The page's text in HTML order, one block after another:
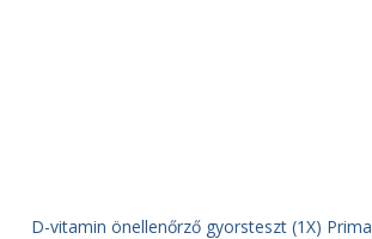
D-vitamin önellenőrző gyorsteszt (1X) Prima